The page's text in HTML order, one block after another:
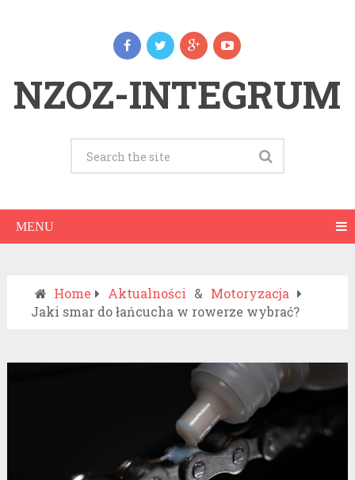
NZOZ-INTEGRUM
MENU
Home Aktualności & Motoryzacja
Jaki smar do łańcucha w rowerze wybrać?